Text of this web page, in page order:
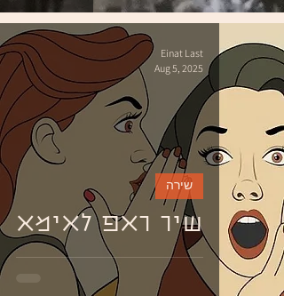
שיר ראפ לאימא
שירה
Einat Last
Aug 5, 2025